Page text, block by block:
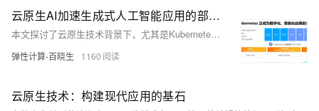
云原生AI加速生成式人工智能应用的部署构建
本文探讨了云原生技术背景下，尤其是Kubernetes和容器技术的发展，对模型推理服务带来的挑战与优化策略。文中详细介绍了Knative的弹性扩展机制，包括HPA和CronHPA，以及针对传统弹性扩展“滞后”问题提出的AHPA（高级弹性预测）。此外，文章重点介绍了Fluid项目，它通过分布式缓存优化了模型加载的I/O操作，显著缩短了推理服务的冷启动时间，特别是在处理大规模并发请求时表现出色。通过实际案例，展示了Fluid在vLLM和Qwen模型推理中的应用效果，证明了其在提高模型推理效率和响应速度方面的优势。
弹性计算-百晓生 1160
云原生技术：构建现代应用的基石